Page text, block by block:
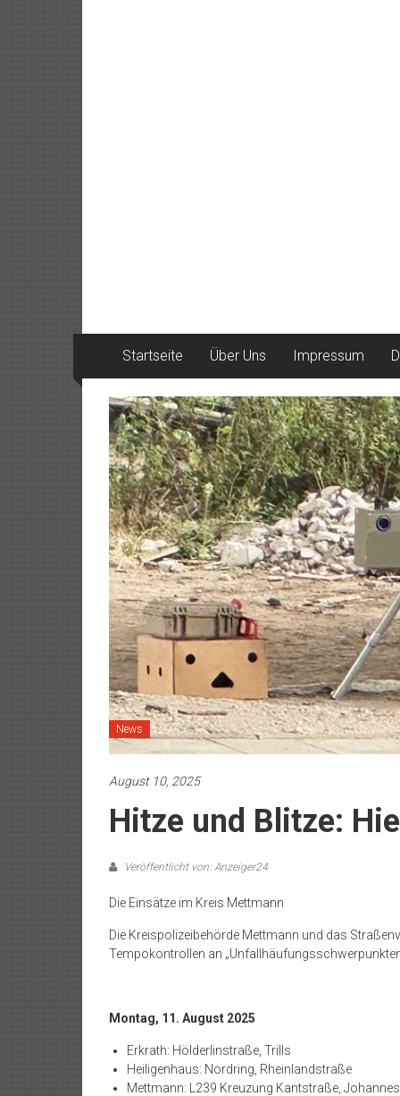
Startseite Über Uns Impressum
News
August 10, 2025
Hitze und Blitze:
Veröffentlicht von: Anzeiger24
Die Einsätze im Kreis Mettmann
Die Kreispolizeibehörde Mettmann und das
Tempokontrollen an
Montag, 11. August 2025
Erkrath: Hölderlinstraße, Trills
Heiligenhaus: Nordring, Rheinlandstraße
Mettmann: L239 Kreuzung Kantstraße,